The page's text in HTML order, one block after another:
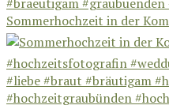
Sommerhochzeit in der